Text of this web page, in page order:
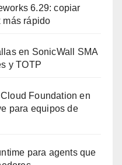
6.29: copiar
más rápido
en SonicWall SMA
y TOTP
Foundation en
para equipos de
para agents que